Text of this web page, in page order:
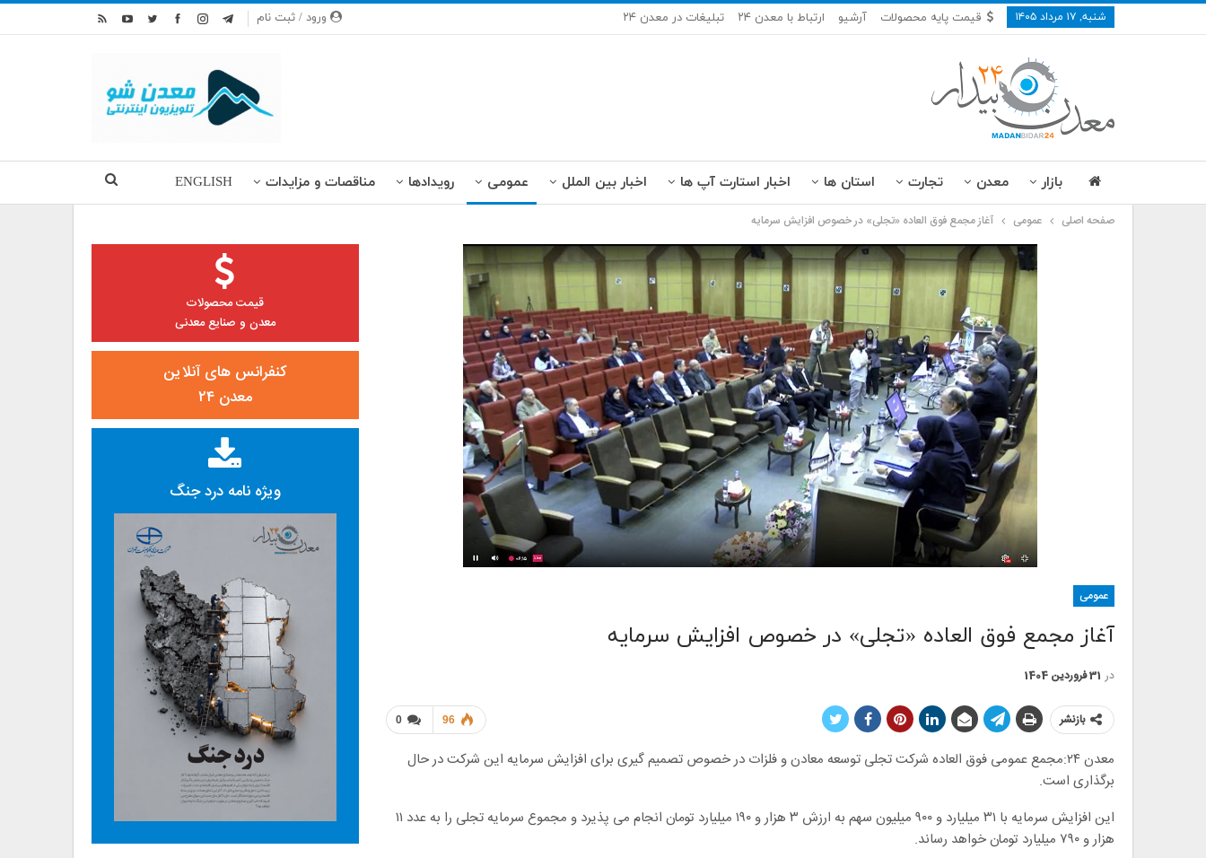
ورود / ثبت نام شنبه, ۱۷ مرداد ۱۴۰۵ قیمت پایه محصولات آرشیو ارتباط با معدن ۲۴ تبلیغات در معدن ۲۴
بازار معدن تجارت استان ها اخبار استارت آپ ها اخبار بین الملل عمومی رویدادها مناقصات و مزایدات ENGLISH
صفحه اصلی عمومی آغاز مجمع فوق العاده «تجلی» در خصوص افزایش سرمایه
عمومی
آغاز مجمع فوق العاده «تجلی» در خصوص افزایش سرمایه
در 31 فروردین 1404
0 96 بازنشر
معدن ۲۴:مجمع عمومی فوق العاده شرکت تجلی توسعه معادن و فلزات در خصوص تصمیم گیری برای افزایش سرمایه این شرکت در حال
برگذاری است.
این افزایش سرمایه با ۳۱ میلیارد و ۹۰۰ میلیون سهم به ارزش ۳ هزار و ۱۹۰ میلیارد تومان انجام می پذیرد و مجموع سرمایه تجلی را به عدد ۱۱
هزار و ۷۹۰ میلیارد تومان خواهد رساند.
قیمت محصولات
معدن و صنایع معدنی
کنفرانس های آنلاین
معدن ۲۴
ویژه نامه درد جنگ